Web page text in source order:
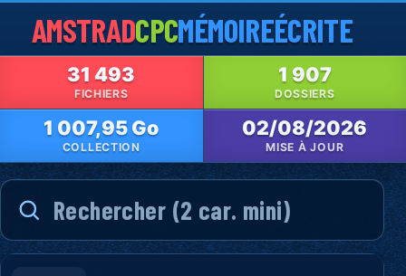
AMSTRADCPCMÉMOIREÉCRITE
31 493
FICHIERS
1 907
DOSSIERS
1 007,95 Go
COLLECTION
02/08/2026
MISE À JOUR